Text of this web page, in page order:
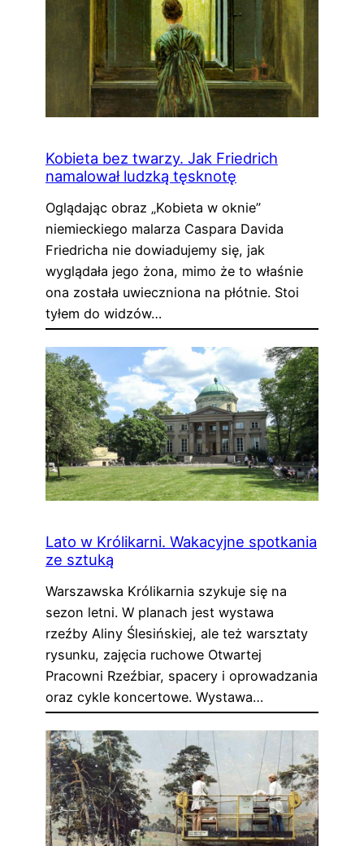
Kobieta bez twarzy. Jak Friedrich
namalował ludzką tęsknotę
Oglądając obraz „Kobieta w oknie”
niemieckiego malarza Caspara Davida
Friedricha nie dowiadujemy się, jak
wyglądała jego żona, mimo że to właśnie
ona została uwieczniona na płótnie. Stoi
tyłem do widzów…
Lato w Królikarni. Wakacyjne spotkania
ze sztuką
Warszawska Królikarnia szykuje się na
sezon letni. W planach jest wystawa
rzeźby Aliny Ślesińskiej, ale też warsztaty
rysunku, zajęcia ruchowe Otwartej
Pracowni Rzeźbiar, spacery i oprowadzania
oraz cykle koncertowe. Wystawa…